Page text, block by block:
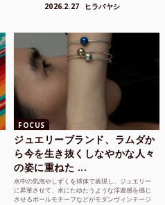
2026.2.27 ヒラバヤシ
FOCUS
ジュエリーブランド、ラムダか
ら今を生き抜くしなやかな人々
の姿に重ねた ...
水中の気泡やしずくを球体で表現し、ジュエリー
に昇華させて、水にたゆたうような浮遊感を感じ
させるボールモチーフなどがモダンヴィンテージ